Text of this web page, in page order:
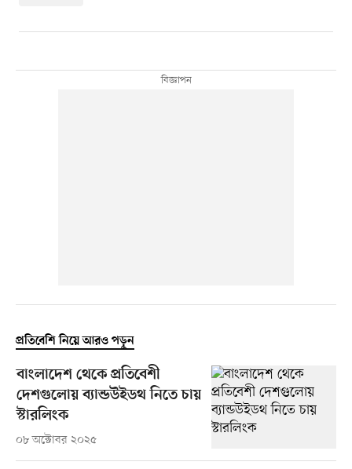
প্রতিবেশি নিয়ে আরও পড়ুন
বাংলাদেশ থেকে প্রতিবেশী
দেশগুলোয় ব্যান্ডউইডথ নিতে চায়
স্টারলিংক
০৮ অক্টোবর ২০২৫